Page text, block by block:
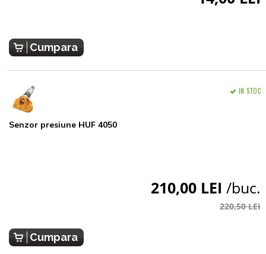
Cumpara
Senzor presiune HUF 4050
IN STOC
210,00 LEI /buc.
220,50 LEI
Cumpara